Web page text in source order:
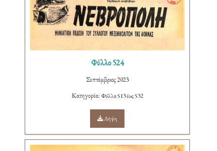
Φύλλο 524
Σεπτέμβριος 2023
Κατηγορία: Φύλλα 513 έως 532
Λήψη